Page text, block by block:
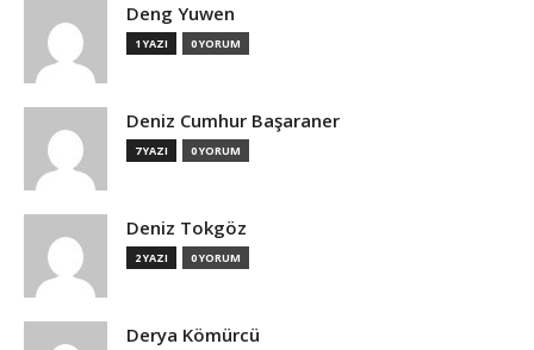
Deng Yuwen
1 YAZI 0 YORUM
Deniz Cumhur Başaraner
7 YAZI 0 YORUM
Deniz Tokgöz
2 YAZI 0 YORUM
Derya Kömürcü